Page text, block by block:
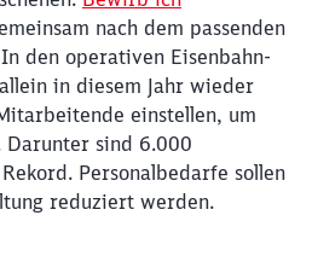
nach dem passenden
den operativen Eisenbahn-
in diesem Jahr wieder
einstellen, um
Darunter sind 6.000
Personalbedarfe sollen
reduziert werden.